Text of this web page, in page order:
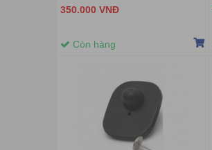
350.000 VNĐ
Còn hàng